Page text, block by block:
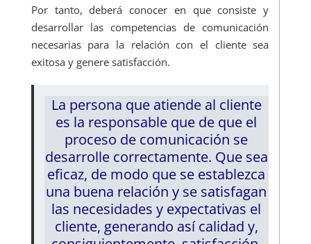
Por tanto, deberá conocer en que consiste y
desarrollar las competencias de comunicación
necesarias para la relación con el cliente sea
exitosa y genere satisfacción.
La persona que atiende al cliente
es la responsable que de que el
proceso de comunicación se
desarrolle correctamente. Que sea
eficaz, de modo que se establezca
una buena relación y se satisfagan
las necesidades y expectativas el
cliente, generando así calidad y,